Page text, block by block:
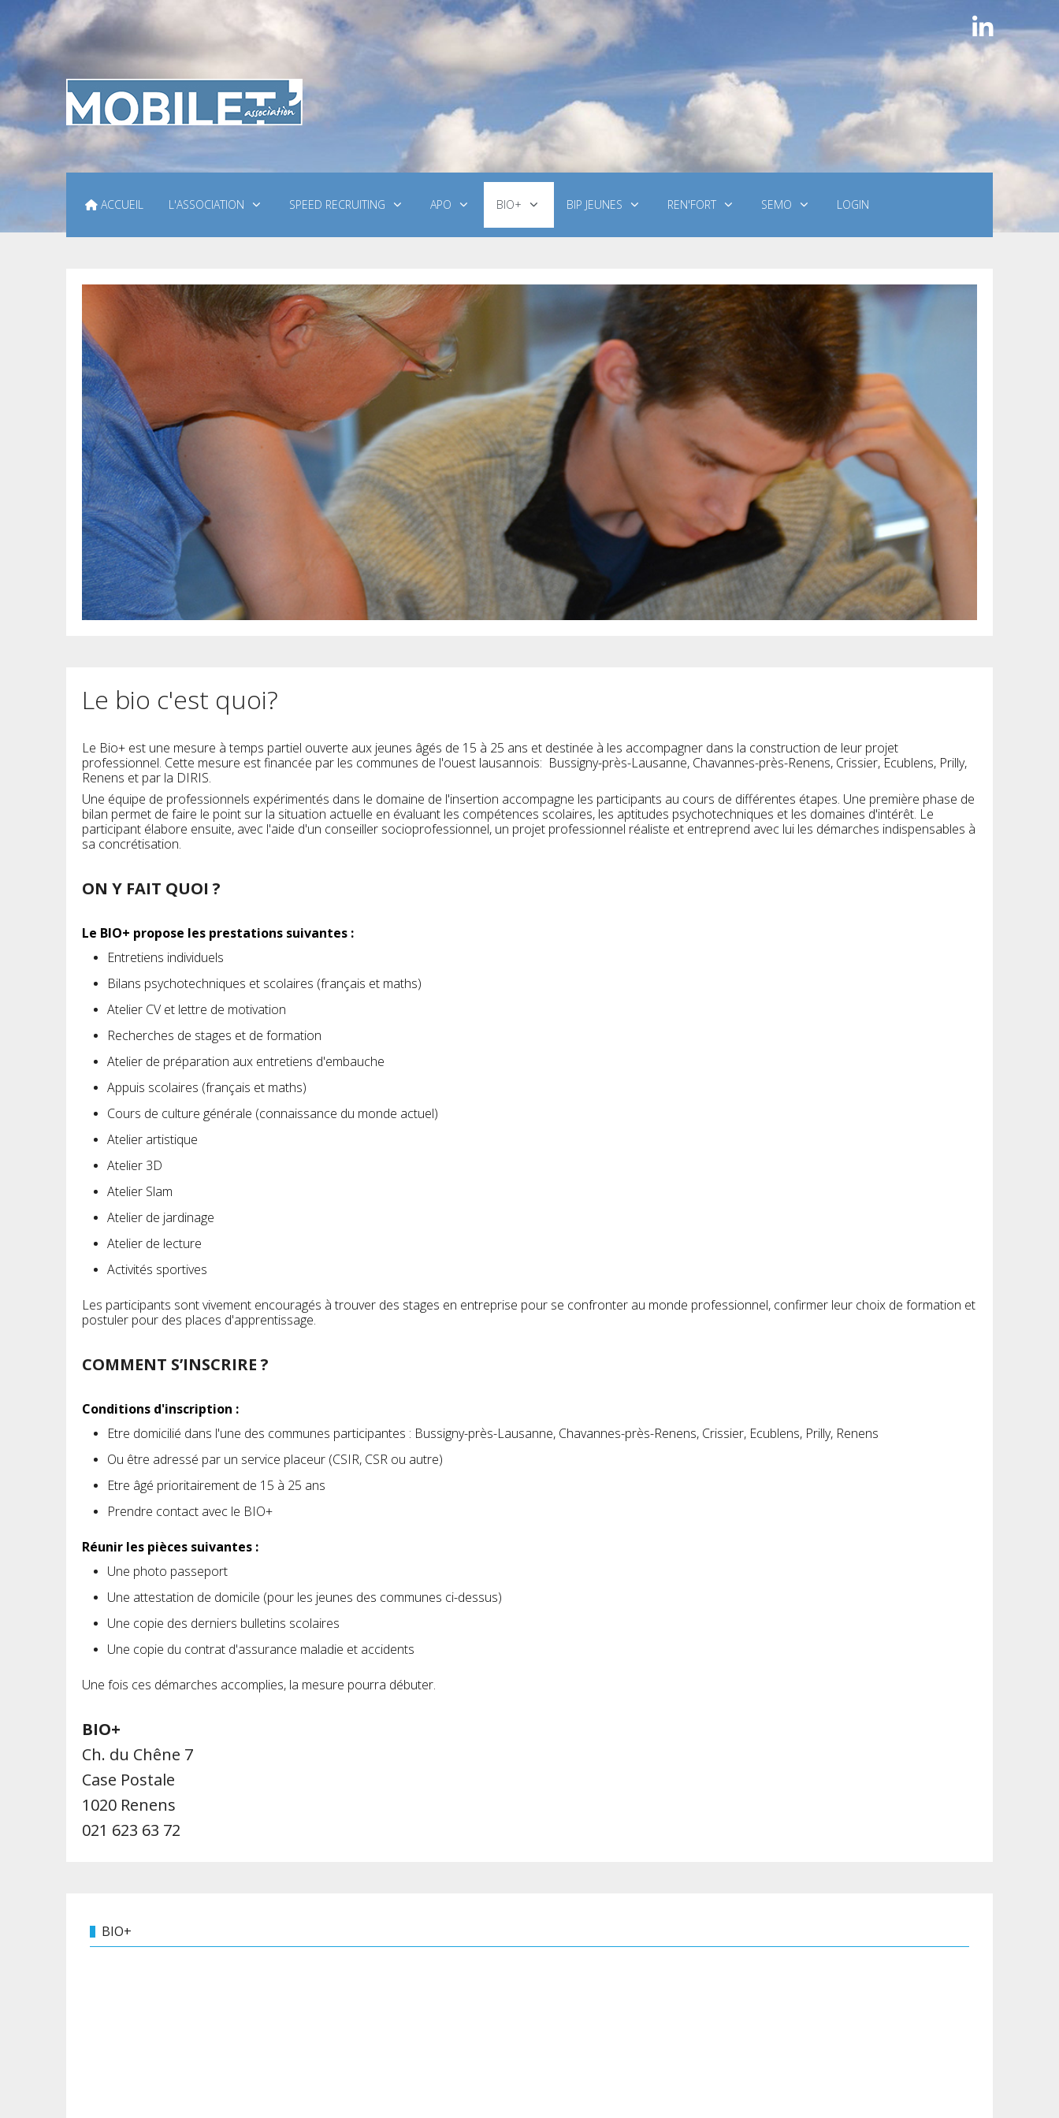
ACCUEIL L'ASSOCIATION SPEED RECRUITING APO BIO+ BIP JEUNES REN'FORT SEMO LOGIN
Le bio c'est quoi?
Le Bio+ est une mesure à temps partiel ouverte aux jeunes âgés de 15 à 25 ans et destinée à les accompagner dans la construction de leur projet
professionnel. Cette mesure est financée par les communes de l'ouest lausannois: Bussigny-près-Lausanne, Chavannes-près-Renens, Crissier, Ecublens, Prilly,
Renens et par la DIRIS.
Une équipe de professionnels expérimentés dans le domaine de l'insertion accompagne les participants au cours de différentes étapes. Une première phase de
bilan permet de faire le point sur la situation actuelle en évaluant les compétences scolaires, les aptitudes psychotechniques et les domaines d'intérêt. Le
participant élabore ensuite, avec l'aide d'un conseiller socioprofessionnel, un projet professionnel réaliste et entreprend avec lui les démarches indispensables à
sa concrétisation.
ON Y FAIT QUOI ?
Le BIO+ propose les prestations suivantes :
Entretiens individuels
Bilans psychotechniques et scolaires (français et maths)
Atelier CV et lettre de motivation
Recherches de stages et de formation
Atelier de préparation aux entretiens d'embauche
Appuis scolaires (français et maths)
Cours de culture générale (connaissance du monde actuel)
Atelier artistique
Atelier 3D
Atelier Slam
Atelier de jardinage
Atelier de lecture
Activités sportives
Les participants sont vivement encouragés à trouver des stages en entreprise pour se confronter au monde professionnel, confirmer leur choix de formation et
postuler pour des places d'apprentissage.
COMMENT S’INSCRIRE ?
Conditions d'inscription :
Etre domicilié dans l'une des communes participantes : Bussigny-près-Lausanne, Chavannes-près-Renens, Crissier, Ecublens, Prilly, Renens
Ou être adressé par un service placeur (CSIR, CSR ou autre)
Etre âgé prioritairement de 15 à 25 ans
Prendre contact avec le BIO+
Réunir les pièces suivantes :
Une photo passeport
Une attestation de domicile (pour les jeunes des communes ci-dessus)
Une copie des derniers bulletins scolaires
Une copie du contrat d'assurance maladie et accidents
Une fois ces démarches accomplies, la mesure pourra débuter.
BIO+
Ch. du Chêne 7
Case Postale
1020 Renens
021 623 63 72
BIO+